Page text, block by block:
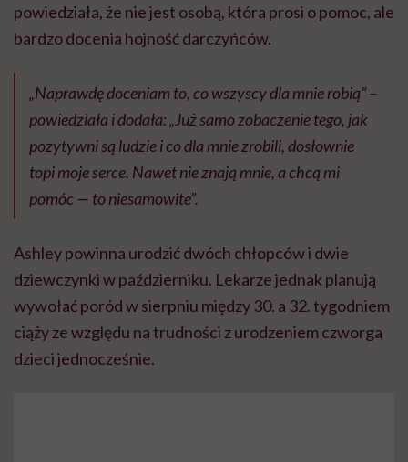
powiedziała, że ​​nie jest osobą, która prosi o pomoc, ale
bardzo docenia hojność darczyńców.
„Naprawdę doceniam to, co wszyscy dla mnie robią” –
powiedziała i dodała: „Już samo zobaczenie tego, jak
pozytywni są ludzie i co dla mnie zrobili, dosłownie
topi moje serce. Nawet nie znają mnie, a chcą mi
pomóc — to niesamowite”.
Ashley powinna urodzić dwóch chłopców i dwie
dziewczynki w październiku. Lekarze jednak planują
wywołać poród w sierpniu między 30. a 32. tygodniem
ciąży ze względu na trudności z urodzeniem czworga
dzieci jednocześnie.